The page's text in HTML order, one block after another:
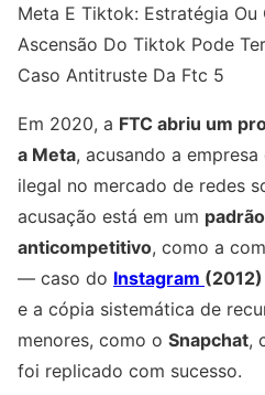
Meta E Tiktok: Estratégia Ou
Ascensão Do Tiktok Pode
Caso Antitruste Da Ftc 5
Em 2020, a FTC abriu um
a Meta, acusando a
ilegal no mercado de redes
acusação está em um
anticompetitivo, como a
— caso do Instagram (2012)
e a cópia sistemática de
menores, como o Snapchat,
foi replicado com sucesso.